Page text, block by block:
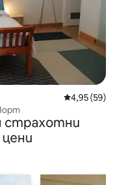
Средна
4,95 (59)